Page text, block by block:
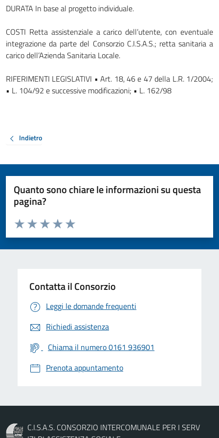
DURATA In base al progetto individuale.
COSTI Retta assistenziale a carico dell’utente, con eventuale
integrazione da parte del Consorzio C.I.S.A.S.; retta sanitaria a
carico dell’Azienda Sanitaria Locale.
RIFERIMENTI LEGISLATIVI • Art. 18, 46 e 47 della L.R. 1/2004;
• L. 104/92 e successive modificazioni; • L. 162/98
Indietro
Quanto sono chiare le informazioni su questa
pagina?
Valuta da 1 a 5 stelle la pagina
Valuta 5 stelle su 5
Valuta 4 stelle su 5
Valuta 3 stelle su 5
Valuta 2 stelle su 5
Valuta 1 stelle su 5
Contatta il Consorzio
Leggi le domande frequenti
Richiedi assistenza
Chiama il numero 0161 936901
Prenota appuntamento
C.I.S.A.S. CONSORZIO INTERCOMUNALE PER I SERV